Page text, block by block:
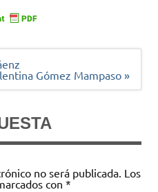
Gómez Mampaso »
no será publicada. Los
con *